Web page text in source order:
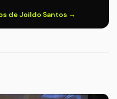
de Joildo Santos →